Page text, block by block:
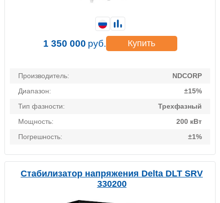
Производитель:
NDCORP
Диапазон:
±15%
Тип фазности:
Трехфазный
Мощность:
200 кВт
Погрешность:
±1%
1 350 000 руб. Купить
Стабилизатор напряжения Delta DLT SRV
330200